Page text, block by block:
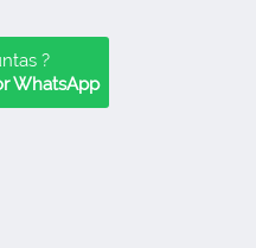
?
WhatsApp